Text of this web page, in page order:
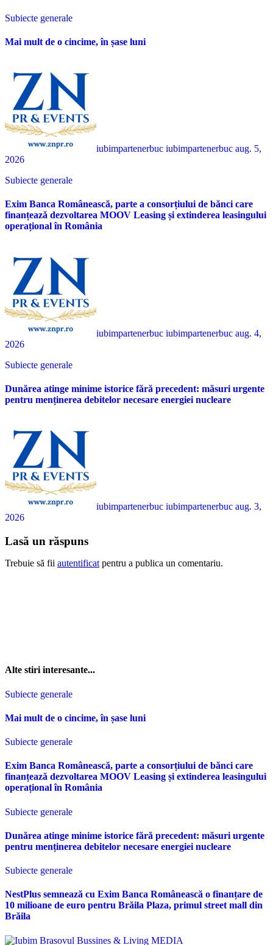
Subiecte generale
Mai mult de o cincime, în șase luni
iubimpartenerbuc iubimpartenerbuc aug. 5,
2026
Subiecte generale
Exim Banca Românească, parte a consorțiului de bănci care
finanțează dezvoltarea MOOV Leasing și extinderea leasingului
operațional în România
iubimpartenerbuc iubimpartenerbuc aug. 4,
2026
Subiecte generale
Dunărea atinge minime istorice fără precedent: măsuri urgente
pentru menținerea debitelor necesare energiei nucleare
iubimpartenerbuc iubimpartenerbuc aug. 3,
2026
Lasă un răspuns
Trebuie să fii autentificat pentru a publica un comentariu.
Alte stiri interesante...
Subiecte generale
Mai mult de o cincime, în șase luni
Subiecte generale
Exim Banca Românească, parte a consorțiului de bănci care
finanțează dezvoltarea MOOV Leasing și extinderea leasingului
operațional în România
Subiecte generale
Dunărea atinge minime istorice fără precedent: măsuri urgente
pentru menținerea debitelor necesare energiei nucleare
Subiecte generale
NestPlus semnează cu Exim Banca Românească o finanțare de
10 milioane de euro pentru Brăila Plaza, primul street mall din
Brăila